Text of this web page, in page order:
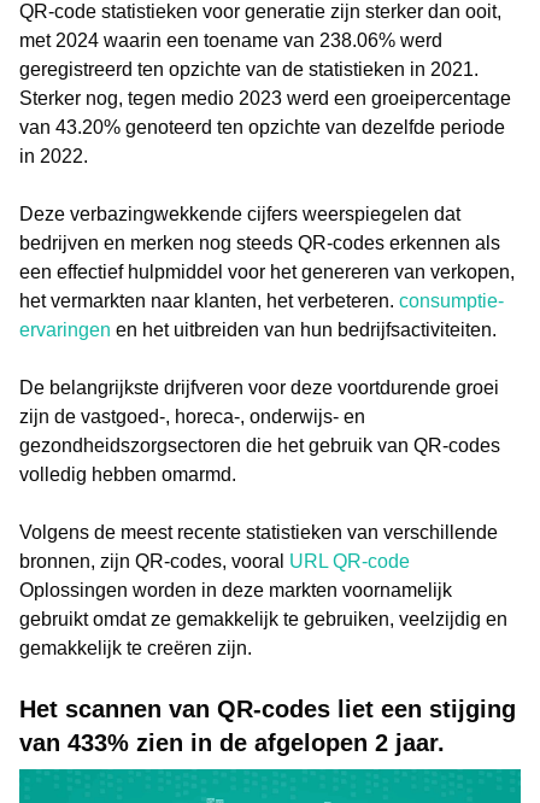
QR-code statistieken voor generatie zijn sterker dan ooit,
met 2024 waarin een toename van 238.06% werd
geregistreerd ten opzichte van de statistieken in 2021.
Sterker nog, tegen medio 2023 werd een groeipercentage
van 43.20% genoteerd ten opzichte van dezelfde periode
in 2022.
Deze verbazingwekkende cijfers weerspiegelen dat
bedrijven en merken nog steeds QR-codes erkennen als
een effectief hulpmiddel voor het genereren van verkopen,
het vermarkten naar klanten, het verbeteren. consumptie-
ervaringen en het uitbreiden van hun bedrijfsactiviteiten.
De belangrijkste drijfveren voor deze voortdurende groei
zijn de vastgoed-, horeca-, onderwijs- en
gezondheidszorgsectoren die het gebruik van QR-codes
volledig hebben omarmd.
Volgens de meest recente statistieken van verschillende
bronnen, zijn QR-codes, vooral URL QR-code
Oplossingen worden in deze markten voornamelijk
gebruikt omdat ze gemakkelijk te gebruiken, veelzijdig en
gemakkelijk te creëren zijn.
Het scannen van QR-codes liet een stijging
van 433% zien in de afgelopen 2 jaar.